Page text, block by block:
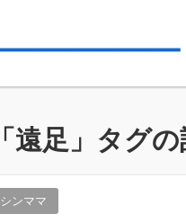
「 遠足 」タグ
シンママ